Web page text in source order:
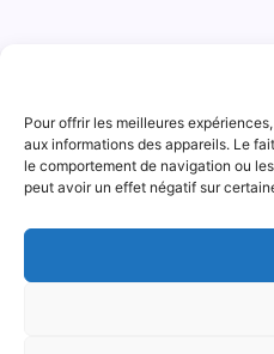
Pour offrir les meilleures
aux informations des appareils. Le
le comportement de navigation ou
peut avoir un effet négatif sur